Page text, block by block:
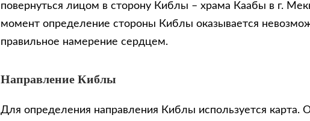
повернуться лицом в сторону Киблы – храма Каабы в г.
момент определение стороны Киблы оказывается
правильное намерение сердцем.
Направление Киблы
Для определения направления Киблы используется карта.